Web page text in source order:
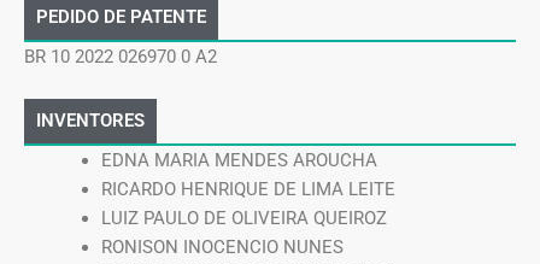
PEDIDO DE PATENTE
BR 10 2022 026970 0 A2
INVENTORES
EDNA MARIA MENDES AROUCHA
RICARDO HENRIQUE DE LIMA LEITE
LUIZ PAULO DE OLIVEIRA QUEIROZ
RONISON INOCENCIO NUNES